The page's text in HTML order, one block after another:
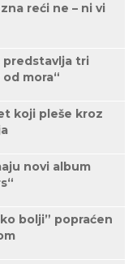
reći ne – ni vi
predstavlja tri
mora“
koji pleše kroz
novi album
bolji” popraćen